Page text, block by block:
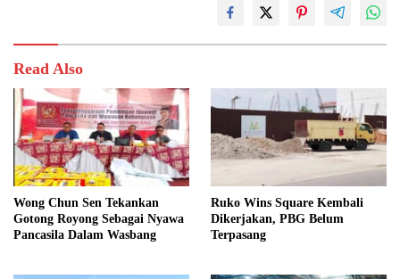
Read Also
Wong Chun Sen Tekankan
Gotong Royong Sebagai Nyawa
Pancasila Dalam Wasbang
Ruko Wins Square Kembali
Dikerjakan, PBG Belum
Terpasang